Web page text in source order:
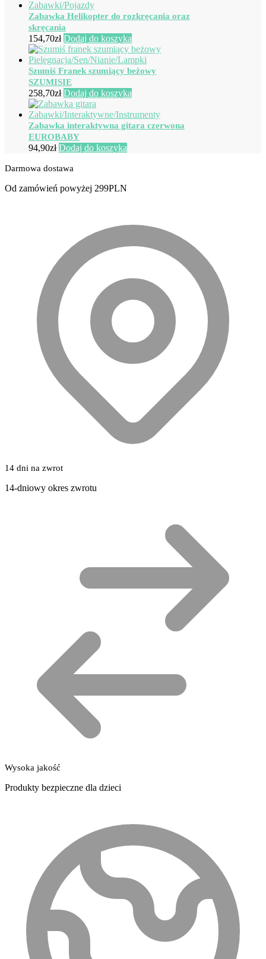
Zabawka Helikopter do rozkręcania oraz
skręcania
154,70zł Dodaj do koszyka
Szumiś Franek szumiący beżowy
SZUMISIE
258,70zł Dodaj do koszyka
Zabawka interaktywna gitara czerwona
EUROBABY
94,90zł Dodaj do koszyka
Darmowa dostawa
Od zamówień powyżej 299PLN
14 dni na zwrot
14-dniowy okres zwrotu
Wysoka jakość
Produkty bezpieczne dla dzieci